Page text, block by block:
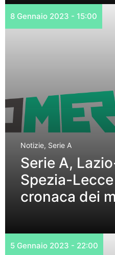
8 Gennaio 2023 - 15:00
Notizie, Serie A
Serie A,
Spezia-
cronaca dei
5 Gennaio 2023 - 22:00